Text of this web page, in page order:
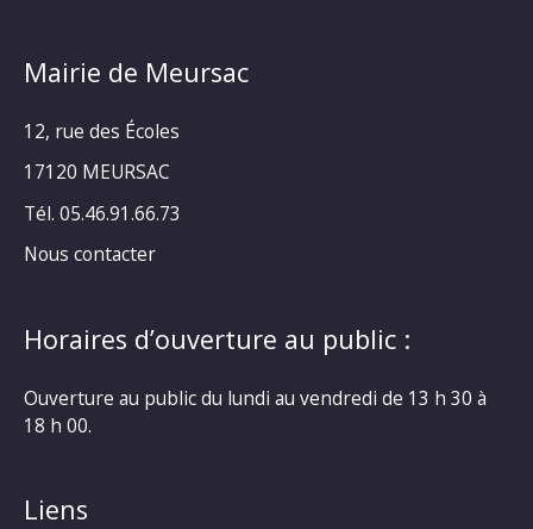
Mairie de Meursac
12, rue des Écoles
17120 MEURSAC
Tél. 05.46.91.66.73
Nous contacter
Horaires d’ouverture au public :
Ouverture au public du lundi au vendredi de 13 h 30 à
18 h 00.
Liens